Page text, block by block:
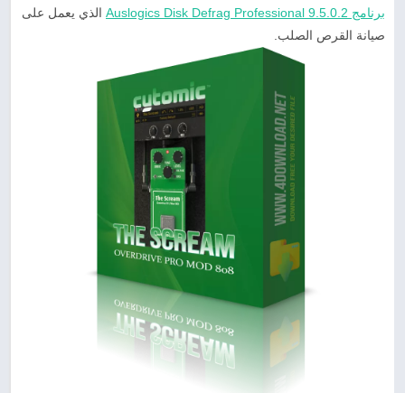
برنامج Auslogics Disk Defrag Professional 9.5.0.2
الذي يعمل على
صيانة القرص الصلب.